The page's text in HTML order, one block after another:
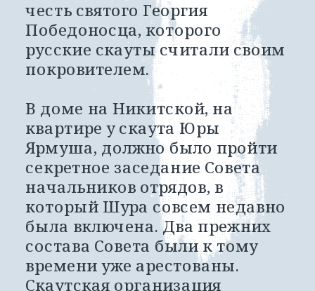
честь святого Георгия
Победоносца, которого
русские скауты считали своим
покровителем.
В доме на Никитской, на
квартире у скаута Юры
Ярмуша, должно было пройти
секретное заседание Совета
начальников отрядов, в
который Шура совсем недавно
была включена. Два прежних
состава Совета были к тому
времени уже арестованы.
Скаутская организация